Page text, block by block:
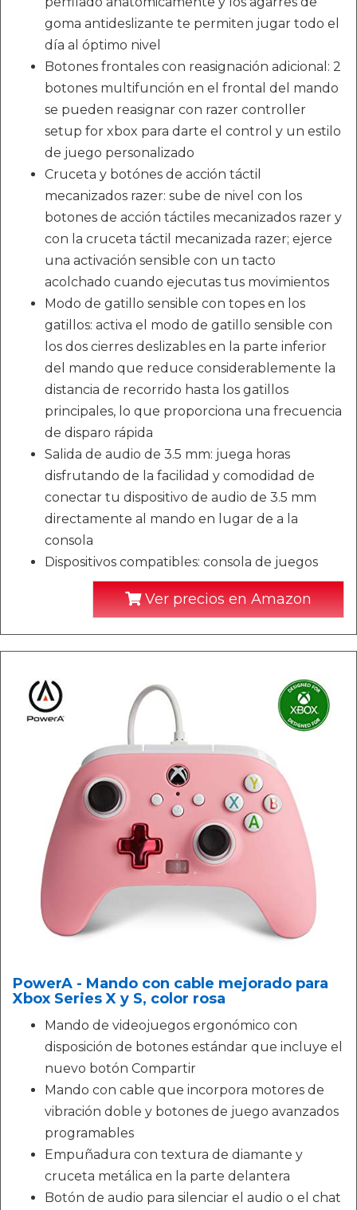
goma antideslizante te permiten jugar todo el
día al óptimo nivel
Botones frontales con reasignación adicional: 2
botones multifunción en el frontal del mando
se pueden reasignar con razer controller
setup for xbox para darte el control y un estilo
de juego personalizado
Cruceta y botónes de acción táctil
mecanizados razer: sube de nivel con los
botones de acción táctiles mecanizados razer y
con la cruceta táctil mecanizada razer; ejerce
una activación sensible con un tacto
acolchado cuando ejecutas tus movimientos
Modo de gatillo sensible con topes en los
gatillos: activa el modo de gatillo sensible con
los dos cierres deslizables en la parte inferior
del mando que reduce considerablemente la
distancia de recorrido hasta los gatillos
principales, lo que proporciona una frecuencia
de disparo rápida
Salida de audio de 3.5 mm: juega horas
disfrutando de la facilidad y comodidad de
conectar tu dispositivo de audio de 3.5 mm
directamente al mando en lugar de a la
consola
Dispositivos compatibles: consola de juegos
Ver precios en Amazon
PowerA - Mando con cable mejorado para
Xbox Series X y S, color rosa
Mando de videojuegos ergonómico con
disposición de botones estándar que incluye el
nuevo botón Compartir
Mando con cable que incorpora motores de
vibración doble y botones de juego avanzados
programables
Empuñadura con textura de diamante y
cruceta metálica en la parte delantera
Botón de audio para silenciar el audio o el chat